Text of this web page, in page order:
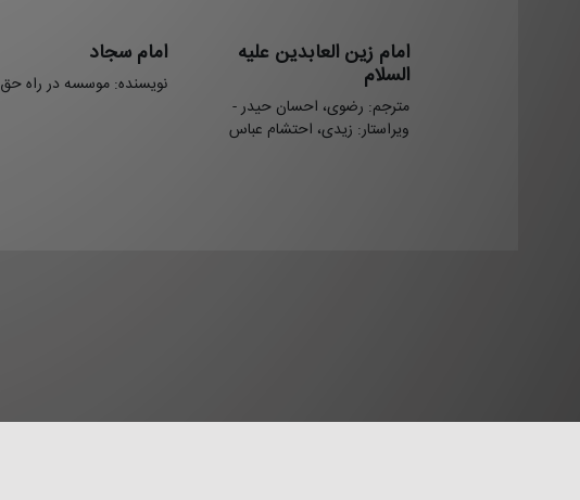
امام زین العابدین علیه
السلام
مترجم: رضوی، احسان حیدر -
ویراستار: زیدی، احتشام عباس
امام سجاد
نویسنده: موسسه در راه حق